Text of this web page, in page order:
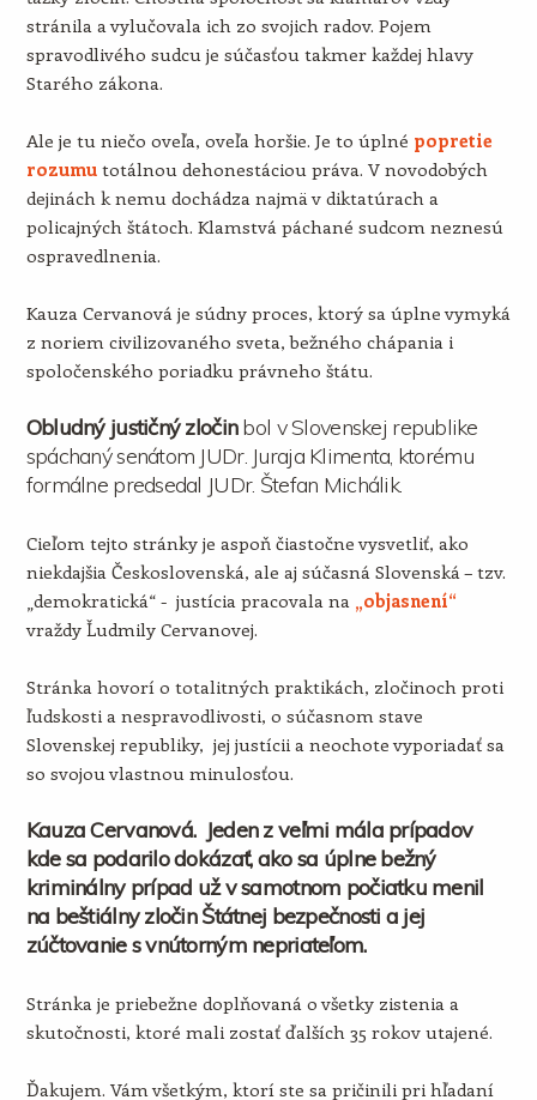
stránila a vylučovala ich zo svojich radov. Pojem
spravodlivého sudcu je súčasťou takmer každej hlavy
Starého zákona.
Ale je tu niečo oveľa, oveľa horšie. Je to úplné popretie
rozumutotálnou dehonestáciou práva. V novodobých
dejinách k nemu dochádza najmä v diktatúrach a
policajných štátoch. Klamstvá páchané sudcom neznesú
ospravedlnenia.
Kauza Cervanová je súdny proces, ktorý sa úplne vymyká
z noriem civilizovaného sveta, bežného chápania i
spoločenského poriadku právneho štátu.
Obludný justičný zločinbol v Slovenskej republike
spáchaný senátom JUDr. Juraja Klimenta, ktorému
formálne predsedal JUDr. Štefan Michálik.
Cieľom tejto stránky je aspoň čiastočne vysvetliť, ako
niekdajšia Československá, ale aj súčasná Slovenská – tzv.
„demokratická“ - justícia pracovala na „objasnení“
vraždy Ľudmily Cervanovej.
Stránka hovorí o totalitných praktikách, zločinoch proti
ľudskosti a nespravodlivosti, o súčasnom stave
Slovenskej republiky, jej justícii a neochote vyporiadať sa
so svojou vlastnou minulosťou.
Kauza Cervanová. Jeden z veľmi mála prípadov
kde sa podarilo dokázať, ako sa úplne bežný
kriminálny prípad už v samotnom počiatku menil
na beštiálny zločin Štátnej bezpečnosti a jej
zúčtovanie s vnútorným nepriateľom.
Stránka je priebežne doplňovaná o všetky zistenia a
skutočnosti, ktoré mali zostať ďalších 35 rokov utajené.
Ďakujem. Vám všetkým, ktorí ste sa pričinili pri hľadaní